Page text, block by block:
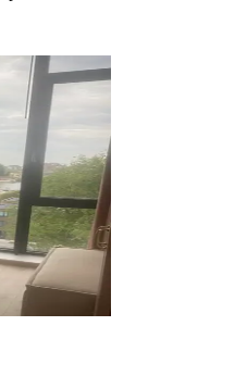
Utrecht Den-haag
1.100+ sites